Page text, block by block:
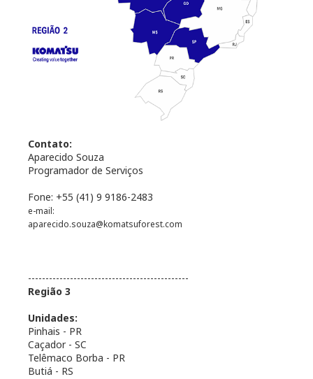
Contato:
Aparecido Souza
Programador de Serviços
Fone: +55 (41) 9 9186-2483
e-mail:
aparecido.souza@komatsuforest.com
----------------------------------------------
Região 3
Unidades:
Pinhais - PR
Caçador - SC
Telêmaco Borba - PR
Butiá - RS